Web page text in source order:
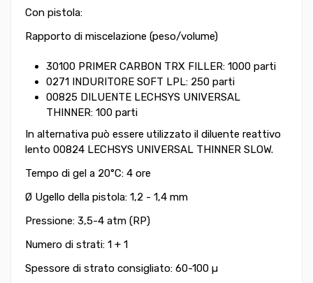
Con pistola:
Rapporto di miscelazione (peso/volume)
30100 PRIMER CARBON TRX FILLER: 1000 parti
0271 INDURITORE SOFT LPL: 250 parti
00825 DILUENTE LECHSYS UNIVERSAL
THINNER: 100 parti
In alternativa può essere utilizzato il diluente reattivo
lento 00824 LECHSYS UNIVERSAL THINNER SLOW.
Tempo di gel a 20°C: 4 ore
Ø Ugello della pistola: 1,2 - 1,4 mm
Pressione: 3,5-4 atm (RP)
Numero di strati: 1 + 1
Spessore di strato consigliato: 60-100 µ